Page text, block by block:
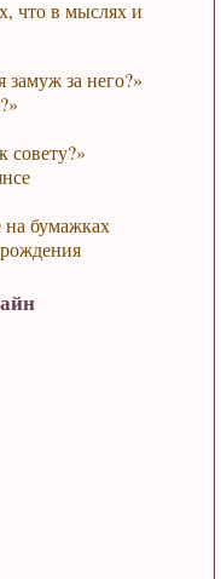
что в мыслях и
за него?»
совету?»
на бумажках